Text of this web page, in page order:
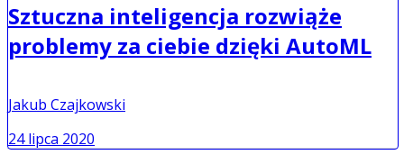
Sztuczna inteligencja rozwiąże
problemy za ciebie dzięki AutoML
Jakub Czajkowski
24 lipca 2020